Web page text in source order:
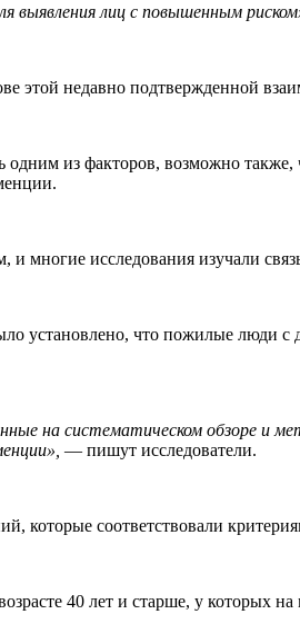
выявления лиц с повышенным
этой недавно подтвержденной
из факторов, возможно
и многие исследования изучали
установлено, что пожилые люди
на систематическом обзоре и
— пишут исследователи.
которые соответствовали
40 лет и старше, у которых